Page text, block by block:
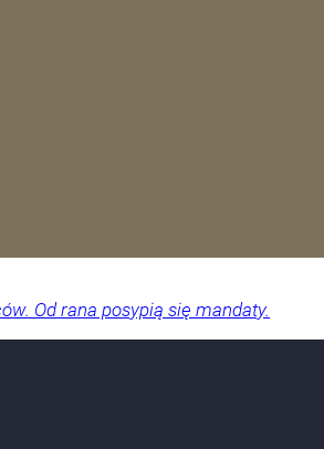
Od rana posypią się mandaty.